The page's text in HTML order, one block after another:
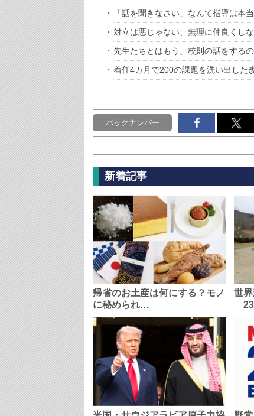
「話を聞きなさい」なんて指導は本
対立は悪じゃない、無理に仲良くし
先生たちとはもう、校則の話をする
着任4カ月で200の課題を洗い出した
バックナンバー
新着記事
帰省のお土産は何にする？モノ
に秘められ…
世界